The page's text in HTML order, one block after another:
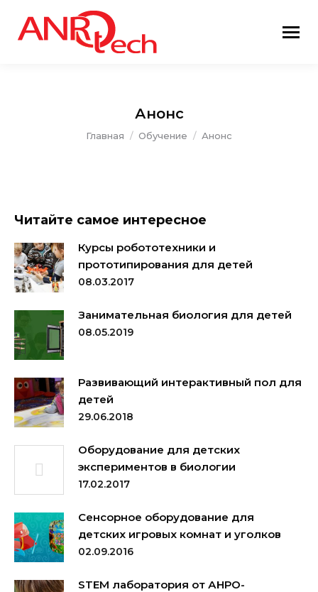
Анонс
Вы здесь:
Главная Обучение Анонс
Читайте самое интересное
Курсы робототехники и
прототипирования для детей
08.03.2017
Занимательная биология для детей
08.05.2019
Развивающий интерактивный пол для
детей
29.06.2018
Оборудование для детских
экспериментов в биологии
17.02.2017
Сенсорное оборудование для
детских игровых комнат и уголков
02.09.2016
STEM лаборатория от АНРО-